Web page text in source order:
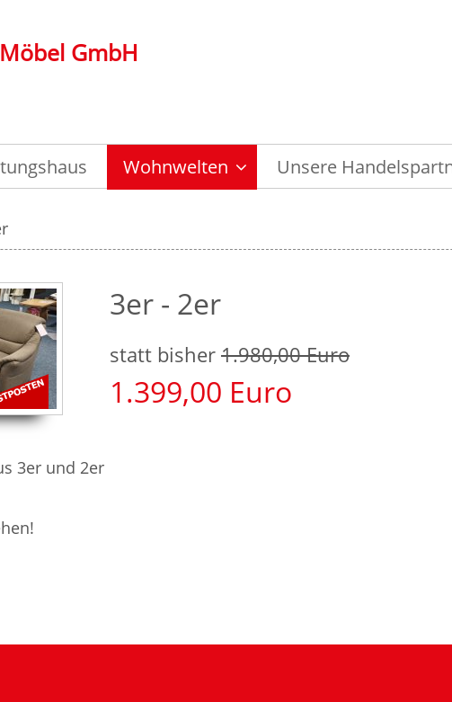
GmbH
Wohnwelten Unsere
3er - 2er
statt bisher 1.980,00Euro
1.399,00 Euro
3er und 2er